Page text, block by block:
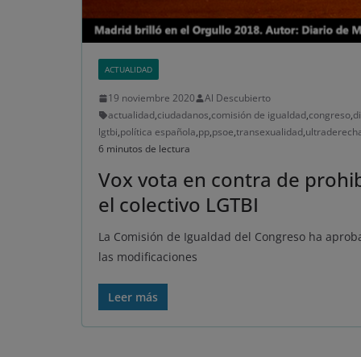
ACTUALIDAD
19 noviembre 2020
Al Descubierto
actualidad,ciudadanos,comisión de igualdad,congreso,
lgtbi,política española,pp,psoe,transexualidad,
6 minutos de lectura
Vox vota en contra de
el colectivo LGTBI
La Comisión de Igualdad del Congreso ha
las modificaciones
Leer más